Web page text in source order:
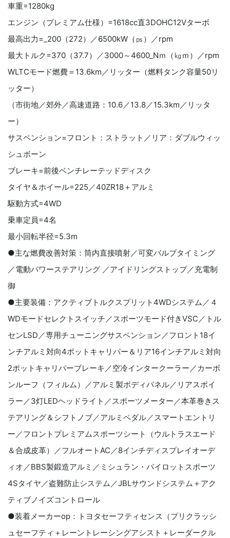
車重=1280kg
エンジン（プレミアム仕様）=1618cc直3DOHC12Vターボ
最高出力=_200（272）／6500kW（㎰）／rpm
最大トルク=370（37.7）／3000～4600_Nｍ（㎏ｍ）／rpm
WLTCモード燃費＝13.6km／リッター（燃料タンク容量50リ
ッター）
（市街地／郊外／高速道路：10.6／13.8／15.3km／リッタ
ー）
サスペンション=フロント：ストラット／リア：ダブルウィッ
シュボーン
ブレーキ=前後ベンチレーテッドディスク
タイヤ＆ホイール=225／40ZR18＋アルミ
駆動方式=4WD
乗車定員=4名
最小回転半径=5.3m
●主な燃費改善対策：筒内直接噴射／可変バルブタイミング
／電動パワーステアリング ／アイドリングストップ／充電制
御
●主要装備：アクティブトルクスプリット4WDシステム／４
WDモードセレクトスイッチ／スポーツモード付きVSC／トル
センLSD／専用チューニングサスペンション／フロント18イ
ンチアルミ対向4ポットキャリパー＆リア16インチアルミ対向
2ポットキャリパーブレーキ／空冷インタークーラー／カーボ
ンルーフ（フィルム）／アルミ製ボディパネル／リアスポイ
ラー／3灯LEDヘッドライト／スポーツメーター／本革巻きス
テアリング＆シフトノブ／アルミペダル／スマートエントリ
ー／フロントプレミアムスポーツシート（ウルトラスエード
＆合成皮革）／フルオートAC／8インチディスプレイオーデ
ィオ／BBS製鍛造アルミ／ミシュラン・パイロットスポーツ
4Sタイヤ／盗難防止システム／JBLサウンドシステム＋アク
ティブノイズコントロール
●装着メーカーop：トヨタセーフティセンス（プリクラッシ
ュセーフティ＋レーントレーシングアシスト＋レーダークル